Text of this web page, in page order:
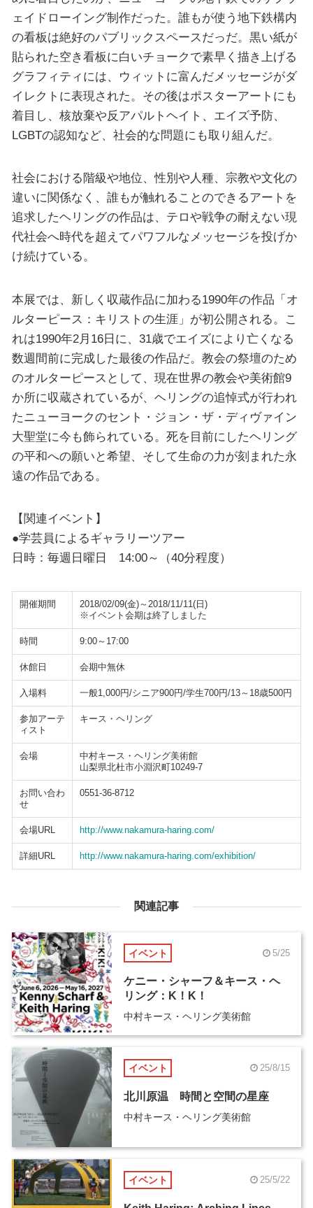
ェイドローイング制作だった。誰もが使う地下鉄構内
の看板は絶好のパブリックスペースだっだ。黒い紙が
貼られた空き看板に白いチョークで素早く描き上げる
グラフィティには、ウィットに富んだメッセージがダ
イレクトに表現された。その後はポスターアートにも
着目し、核放棄や反アパルトヘイト、エイズ予防、
LGBTの認知など、社会的な問題にも取り組んだ。
社会における階級や地位、性別や人種、宗教や文化の
違いに関係なく、誰もが触れることのできるアートを
追求したヘリングの作品は、テロや戦争の耐えない現
代社会へ時代を超えてパワフルなメッセージを投げか
け続けている。
本展では、新しく収蔵作品に加わる1990年の作品「オ
ルターピース：キリストの生涯」が初公開される。こ
れは1990年2月16日に、31歳でエイズにより亡くなる
数週間前に完成した最後の作品だ。教会の祭壇のため
のオルターピースとして、現在世界の教会や美術館9
か所に収蔵されているが、ヘリングの追悼式が行われ
たニューヨークのセント・ジョン・ザ・ディヴァイン
大聖堂に今も飾られている。死を目前にしたヘリング
の平和への願いと希望、そして生命の力が刻まれた永
遠の作品である。
【関連イベント】
●学芸員によるギャラリーツアー
日時：毎週日曜日 14:00～（40分程度）
開催期間
2018/02/09(金)～2018/11/11(日)
※イベント会期は終了しました
時間 9:00～17:00
休館日 会期中無休
入場料 一般1,000円/シニア900円/学生700円/13～18歳500円
参加アーテ
ィスト
キース・ヘリング
会場
中村キース・ヘリング美術館
山梨県北杜市小淵沢町10249-7
お問い合わ
せ
0551-36-8712
会場URL http://www.nakamura-haring.com/
詳細URL http://www.nakamura-haring.com/exhibition/
関連記事
イベント 5/25
ケニー・シャーフ＆キース・ヘ
リング：K！K！
中村キース・ヘリング美術館
イベント 25/8/15
北川原温 時間と空間の星座
中村キース・ヘリング美術館
イベント 25/5/22